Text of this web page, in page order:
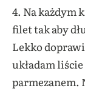
4. Na każdym
filet tak aby
Lekko
układam
parmezanem.